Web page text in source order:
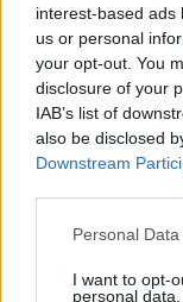
interest-based ads
us or personal
your opt-out. You
disclosure of your
IAB’s list of
also be disclosed
Downstream
Please note that
not limited to your
Personal
I want to opt-
personal data.